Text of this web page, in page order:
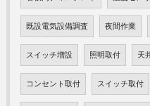
既設電気設備調査 夜間作業
スイッチ増設 照明取付 天
コンセント取付 スイッチ取付